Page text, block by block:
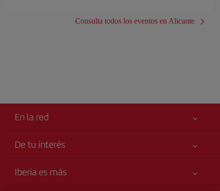
Consulta todos los eventos en Alicante
En la red
De tu interés
Accesibilidad
Iberia es más